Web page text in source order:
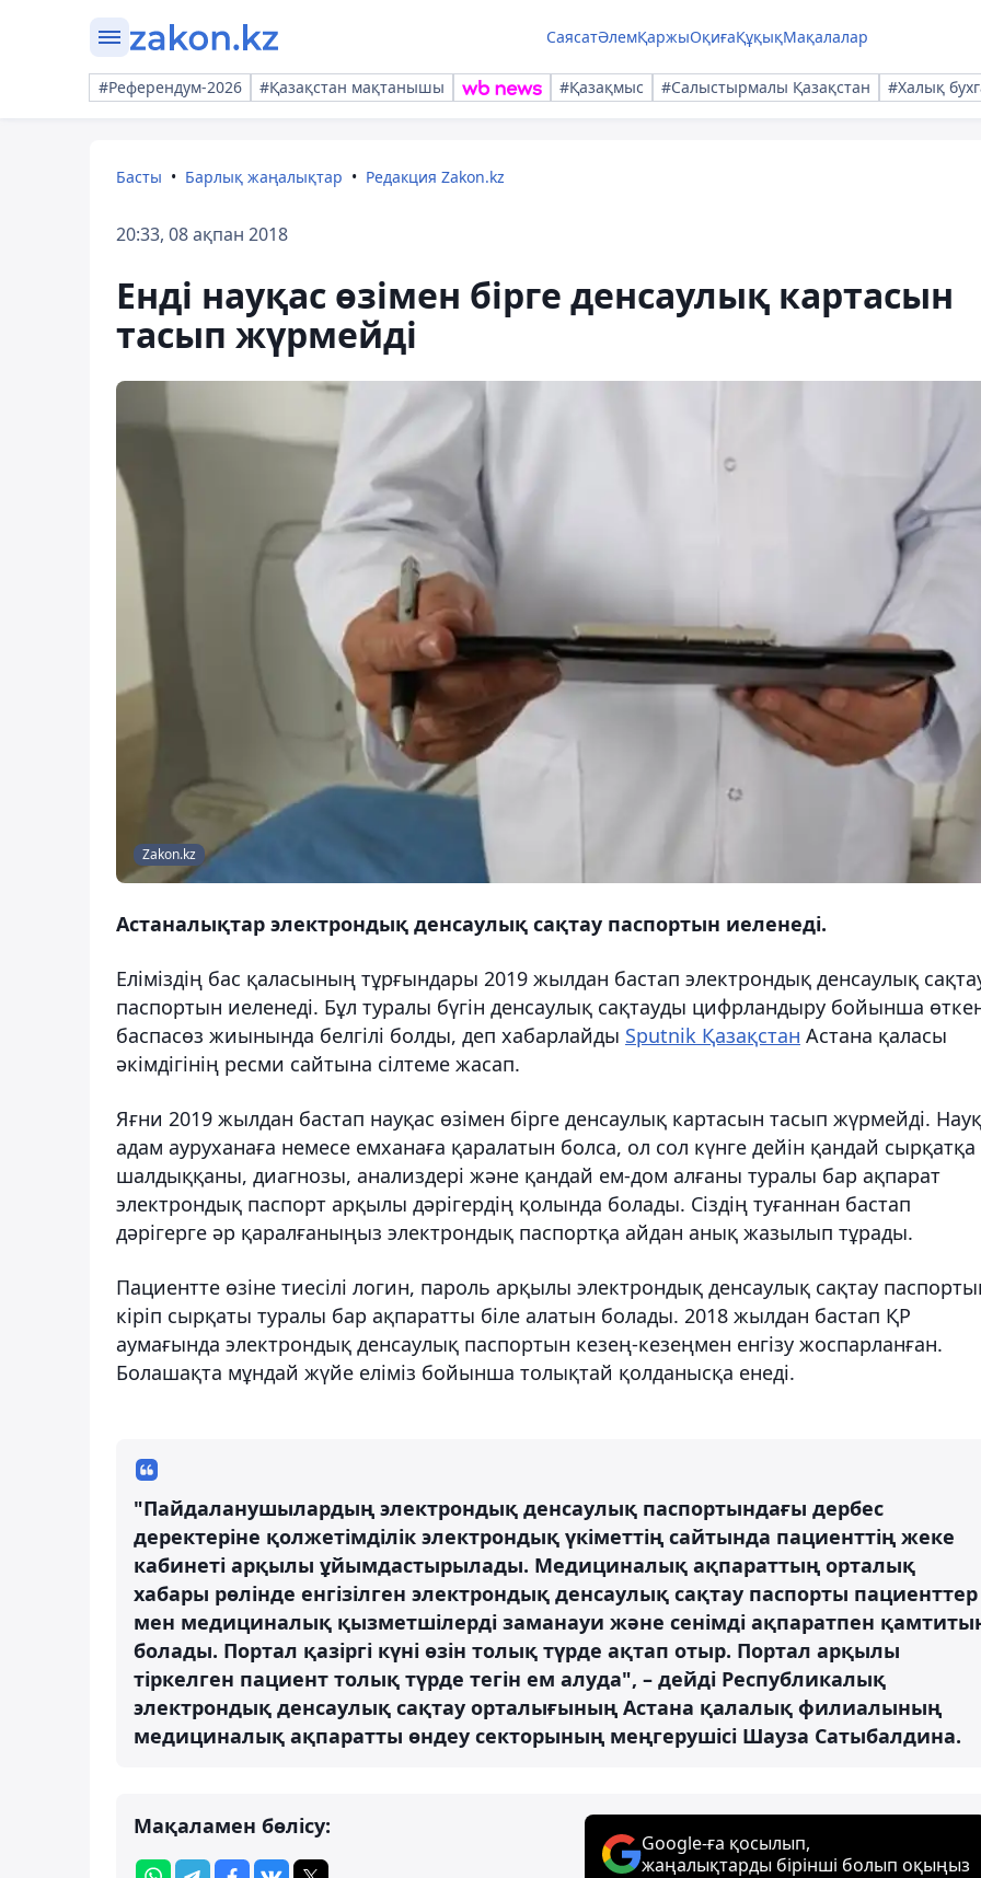
СаясатӘлемҚаржыОқиғаҚұқықМақалалар
#Референдум-2026 #Қазақстан мақтанышы #Қазақмыс #Салыстырмалы Қазақстан #Халық
Басты Барлық жаңалықтар Редакция Zakon.kz
20:33, 08 ақпан 2018
Енді науқас өзімен бірге денсаулық картасын
тасып жүрмейді
Zakon.kz
Астаналықтар электрондық денсаулық сақтау паспортын иеленеді.
Еліміздің бас қаласының тұрғындары 2019 жылдан бастап электрондық денсаулық
паспортын иеленеді. Бұл туралы бүгін денсаулық сақтауды цифрландыру бойынша
баспасөз жиынында белгілі болды, деп хабарлайды Sputnik Қазақстан Астана қаласы
әкімдігінің ресми сайтына сілтеме жасап.
Яғни 2019 жылдан бастап науқас өзімен бірге денсаулық картасын тасып жүрмейді.
адам ауруханаға немесе емханаға қаралатын болса, ол сол күнге дейін қандай сырқатқа
шалдыққаны, диагнозы, анализдері және қандай ем-дом алғаны туралы бар ақпарат
электрондық паспорт арқылы дәрігердің қолында болады. Сіздің туғаннан бастап
дәрігерге әр қаралғаныңыз электрондық паспортқа айдан анық жазылып тұрады.
Пациентте өзіне тиесілі логин, пароль арқылы электрондық денсаулық сақтау
кіріп сырқаты туралы бар ақпаратты біле алатын болады. 2018 жылдан бастап ҚР
аумағында электрондық денсаулық паспортын кезең-кезеңмен енгізу жоспарланған.
Болашақта мұндай жүйе еліміз бойынша толықтай қолданысқа енеді.
"Пайдаланушылардың электрондық денсаулық паспортындағы дербес
деректеріне қолжетімділік электрондық үкіметтің сайтында пациенттің жеке
кабинеті арқылы ұйымдастырылады. Медициналық ақпараттың орталық
хабары рөлінде енгізілген электрондық денсаулық сақтау паспорты пациенттер
мен медициналық қызметшілерді заманауи және сенімді ақпаратпен
болады. Портал қазіргі күні өзін толық түрде ақтап отыр. Портал арқылы
тіркелген пациент толық түрде тегін ем алуда", – дейді Республикалық
электрондық денсаулық сақтау орталығының Астана қалалық филиалының
медициналық ақпаратты өндеу секторының меңгерушісі Шауза Сатыбалдина.
Мақаламен бөлісу:
Google-ға қосылып,
жаңалықтарды бірінші болып оқыңыз